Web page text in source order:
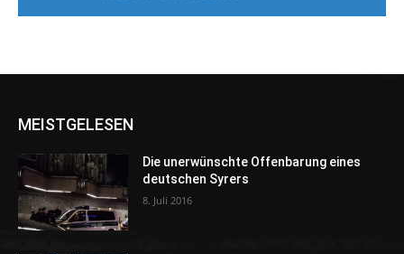
MEISTGELESEN
Die unerwünschte Offenbarung eines
deutschen Syrers
8. Juli 2016